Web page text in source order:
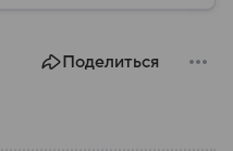
Поделиться